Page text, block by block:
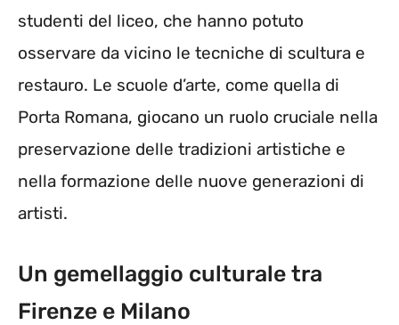
studenti del liceo, che hanno potuto
osservare da vicino le tecniche di scultura e
restauro. Le scuole d’arte, come quella di
Porta Romana, giocano un ruolo cruciale nella
preservazione delle tradizioni artistiche e
nella formazione delle nuove generazioni di
artisti.
Un gemellaggio culturale tra
Firenze e Milano